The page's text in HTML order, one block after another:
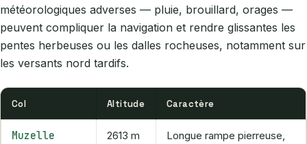
météorologiques adverses — pluie, brouillard, orages —
peuvent compliquer la navigation et rendre glissantes les
pentes herbeuses ou les dalles rocheuses, notamment sur
les versants nord tardifs.
Col Altitude Caractère
Muzelle 2613 m
Longue rampe pierreuse,